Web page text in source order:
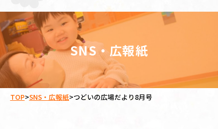
SNS・広報紙
TOP>SNS・広報紙>つどいの広場だより8月号